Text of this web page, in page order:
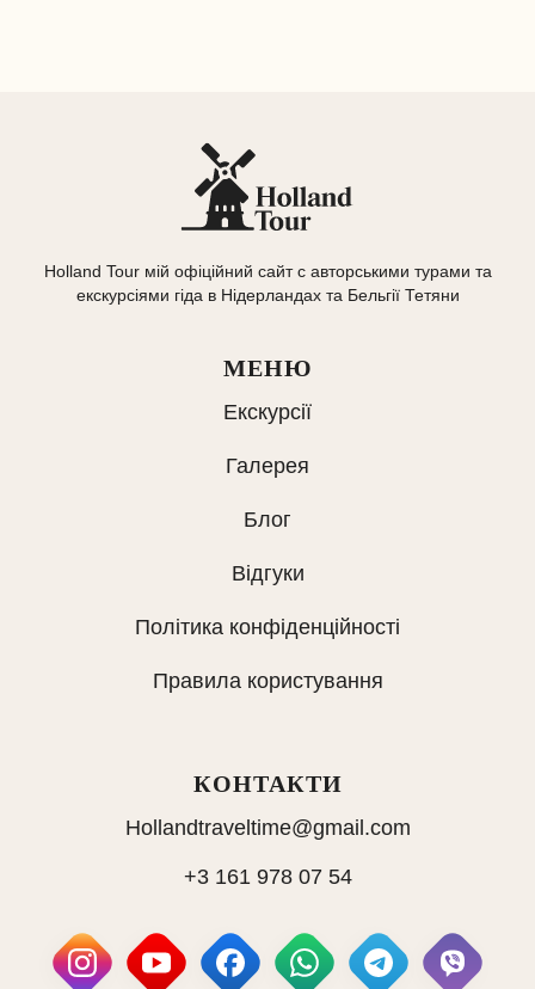
Holland Tour мій офіційний сайт с авторськими турами та
екскурсіями гіда в Нідерландах та Бельгії Тетяни
МЕНЮ
Екскурсії
Галерея
Блог
Відгуки
Політика конфіденційності
Правила користування
КОНТАКТИ
Hollandtraveltime@gmail.com
+3 161 978 07 54